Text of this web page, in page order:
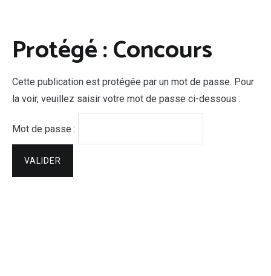
Protégé : Concours
Cette publication est protégée par un mot de passe. Pour
la voir, veuillez saisir votre mot de passe ci-dessous :
Mot de passe :